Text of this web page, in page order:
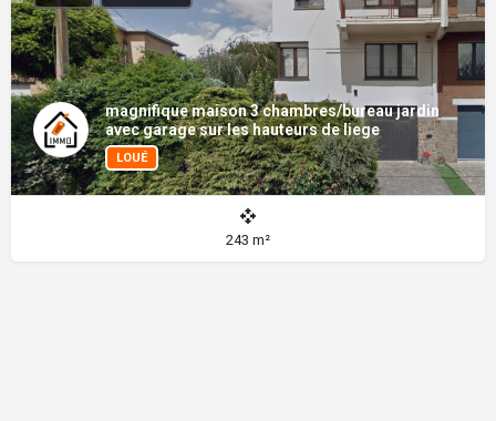
magnifique maison 3 chambres/bureau jardin
avec garage sur les hauteurs de liege
LOUÉ
243 m²